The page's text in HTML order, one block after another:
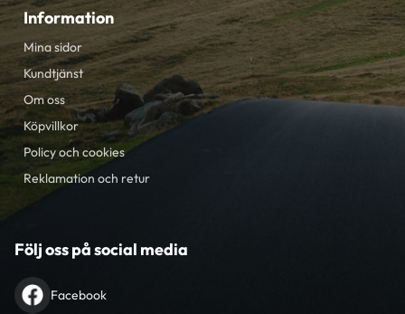
Information
Mina sidor
Kundtjänst
Om oss
Köpvillkor
Policy och cookies
Reklamation och retur
Följ oss på social media
Facebook